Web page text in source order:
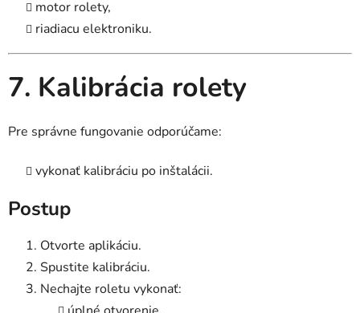
motor rolety,
riadiacu elektroniku.
7. Kalibrácia rolety
Pre správne fungovanie odporúčame:
vykonať kalibráciu po inštalácii.
Postup
Otvorte aplikáciu.
Spustite kalibráciu.
Nechajte roletu vykonať: